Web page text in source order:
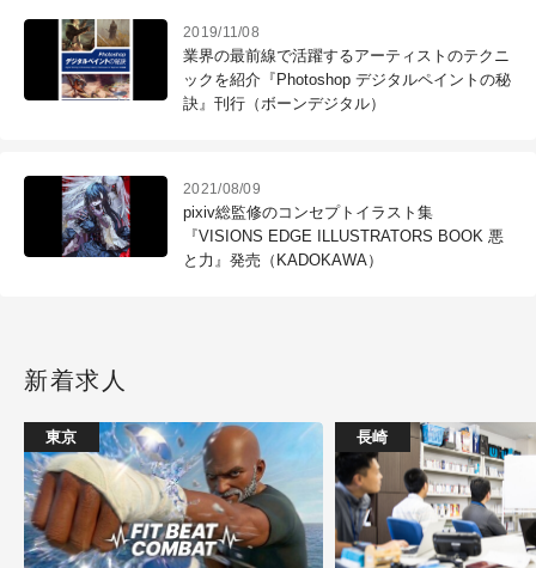
2019/11/08
業界の最前線で活躍するアーティストのテクニ
ックを紹介『Photoshop デジタルペイントの秘
訣』刊行（ボーンデジタル）
2021/08/09
pixiv総監修のコンセプトイラスト集
『VISIONS EDGE ILLUSTRATORS BOOK 悪
と力』発売（KADOKAWA）
新着求人
東京 長崎